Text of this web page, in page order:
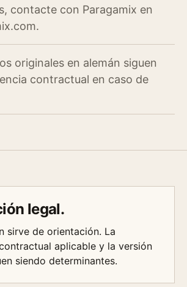
contacte con Paragamix en
originales en alemán siguen
contractual en caso de
legal.
sirve de orientación. La
aplicable y la versión
siendo determinantes.